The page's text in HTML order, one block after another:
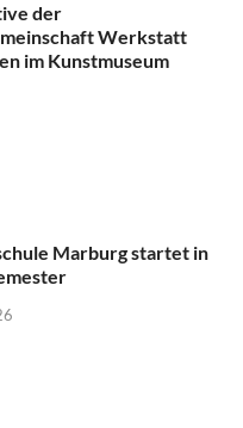
der
Werkstatt
im Kunstmuseum
Marburg startet in